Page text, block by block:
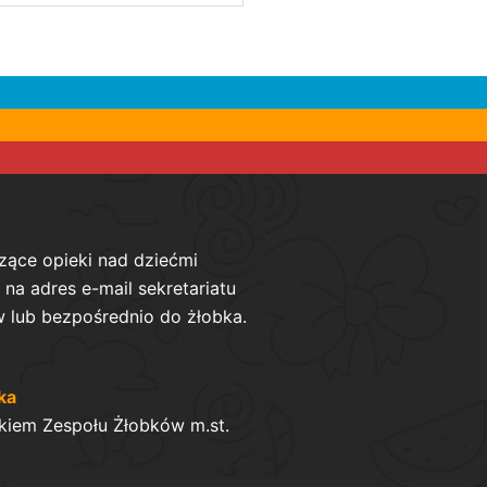
opieki nad dziećmi
adres e-mail sekretariatu
lub bezpośrednio do żłobka.
Zespołu Żłobków m.st.